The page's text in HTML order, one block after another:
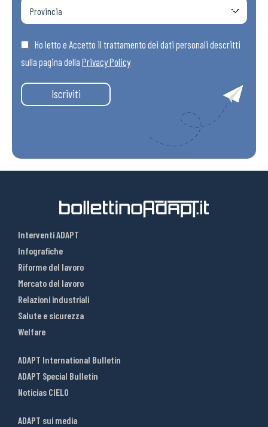
Ho letto e Accetto il trattamento dei dati personali descritti
sulla pagina della Privacy Policy
Iscriviti
Interventi ADAPT
Infografiche
Riforme del lavoro
Mercato del lavoro
Relazioni industriali
Salute e sicurezza
Welfare
ADAPT International Bulletin
ADAPT Special Bulletin
Noticias CIELO
ADAPT sui media